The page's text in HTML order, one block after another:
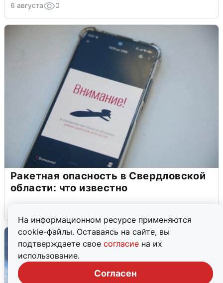
На информационном ресурсе применяются
cookie-файлы. Оставаясь на сайте, вы
подтверждаете свое согласие на их
использование.
Согласен
6 августа 0
Ракетная опасность в Свердловской
области: что известно